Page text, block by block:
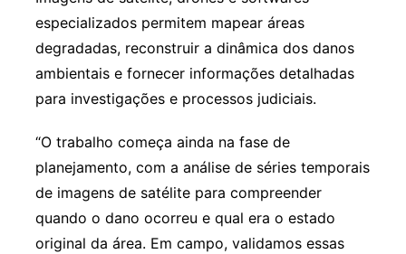
especializados permitem mapear áreas
degradadas, reconstruir a dinâmica dos danos
ambientais e fornecer informações detalhadas
para investigações e processos judiciais.
“O trabalho começa ainda na fase de
planejamento, com a análise de séries temporais
de imagens de satélite para compreender
quando o dano ocorreu e qual era o estado
original da área. Em campo, validamos essas